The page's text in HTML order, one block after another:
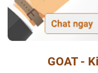
GOAT -